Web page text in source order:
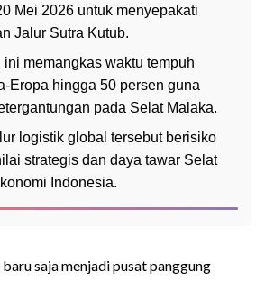
Mei 2026 untuk menyepakati
Jalur Sutra Kutub.
memangkas waktu tempuh
Eropa hingga 50 persen guna
pada Selat Malaka.
logistik global tersebut berisiko
strategis dan daya tawar Selat
Indonesia.
saja menjadi pusat panggung